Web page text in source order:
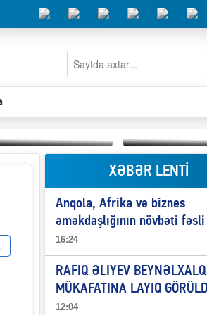
“Qeyri-səlis məntiq və
dil-nitq” elmimizə
Elşad
erməniləri
maliyyələşdirən
niyə
ekstradisiya
XƏBƏR LENTİ
Anqola, Afrika və biznes
əməkdaşlığının növbəti fəsli
16:24
RAFIQ ƏLIYEV
MÜKAFATINA LAYIQ
12:04